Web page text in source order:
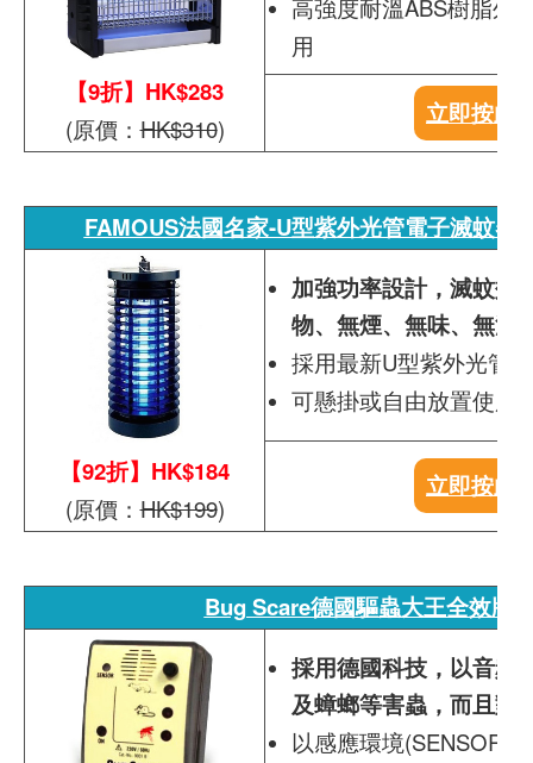
【9折】HK$283
(原價：HK$310)
高強度耐溫ABS樹脂外
用
立即按此
FAMOUS法國名家-U型紫外光管電子滅蚊器
【92折】HK$184
(原價：HK$199)
加強功率設計，滅蚊效
物、無煙、無味、無污
採用最新U型紫外光管
可懸掛或自由放置使用
立即按此
Bug Scare德國驅蟲大王全效版
採用德國科技，以音頻
及蟑螂等害蟲，而且對
以感應環境(SENSOR)